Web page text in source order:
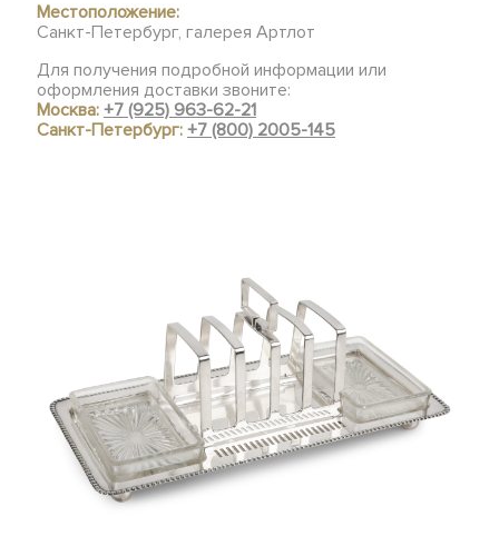
Местоположение:
Санкт-Петербург, галерея Артлот
Для получения подробной информации или
оформления доставки звоните:
Москва:+7 (925) 963-62-21
Санкт-Петербург:+7 (800) 2005-145